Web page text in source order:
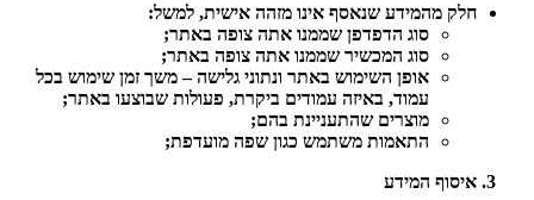
חלק מהמידע שנאסף אינו מזהה אישית, למשל:
סוג הדפדפן שממנו אתה צופה באתר;
סוג המכשיר שממנו אתה צופה באתר;
אופן השימוש באתר ונתוני גלישה – משך זמן שימוש בכל
עמוד, באיזה עמודים ביקרת, פעולות שבוצעו באתר;
מוצרים שהתעניינת בהם;
התאמות משתמש כגון שפה מועדפת;
איסוף המידע